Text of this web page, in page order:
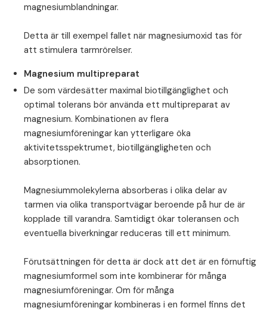
magnesiumblandningar.
⁠Detta är till exempel fallet när magnesiumoxid tas för
att stimulera tarmrörelser.
Magnesium multipreparat
De som värdesätter maximal biotillgänglighet och
optimal tolerans bör använda ett multipreparat av
magnesium. Kombinationen av flera
magnesiumföreningar kan ytterligare öka
aktivitetsspektrumet, biotillgängligheten och
absorptionen.
⁠Magnesiummolekylerna absorberas i olika delar av
tarmen via olika transportvägar beroende på hur de är
kopplade till varandra. Samtidigt ökar toleransen och
eventuella biverkningar reduceras till ett minimum.
⁠Förutsättningen för detta är dock att det är en förnuftig
magnesiumformel som inte kombinerar för många
magnesiumföreningar. Om för många
magnesiumföreningar kombineras i en formel finns det